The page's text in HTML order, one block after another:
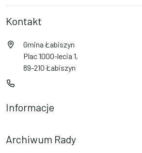
Kontakt
Gmina Łabiszyn
Plac 1000-lecia 1,
89-210 Łabiszyn
Informacje
Archiwum Rady